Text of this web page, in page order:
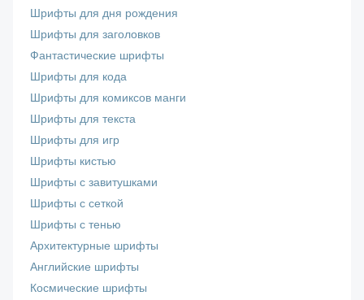
Шрифты для дня рождения
Шрифты для заголовков
Фантастические шрифты
Шрифты для кода
Шрифты для комиксов манги
Шрифты для текста
Шрифты для игр
Шрифты кистью
Шрифты с завитушками
Шрифты с сеткой
Шрифты с тенью
Архитектурные шрифты
Английские шрифты
Космические шрифты